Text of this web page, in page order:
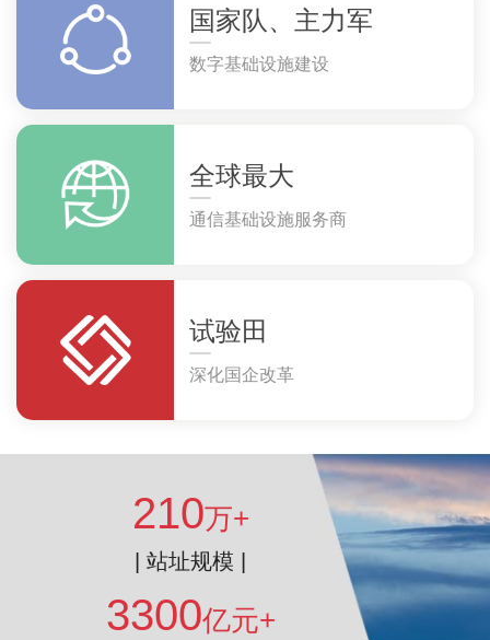
国家队、主力军
数字基础设施建设
全球最大
通信基础设施服务商
试验田
深化国企改革
210万+
| 站址规模 |
3300亿元+